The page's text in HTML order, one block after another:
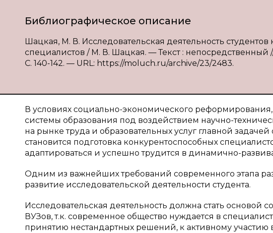
Библиографическое описание
Шацкая, М. В. Исследовательская деятельность
специалистов / М. В. Шацкая. — Текст :
С. 140-142. — URL: https://moluch.ru/archive/23/2483.
В условиях социально-экономического
системы образования под воздействием научно-
на рынке труда и образовательных услуг главной
становится подготовка конкурентоспособных
адаптироваться и успешно трудится в динамично-
Одним из важнейших требований современного этапа
развитие исследовательской деятельности студента.
Исследовательская деятельность должна стать основой
ВУЗов, т.к. современное общество нуждается в
принятию нестандартных решений, к активному